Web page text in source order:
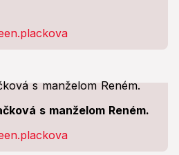
s manželom Reném.